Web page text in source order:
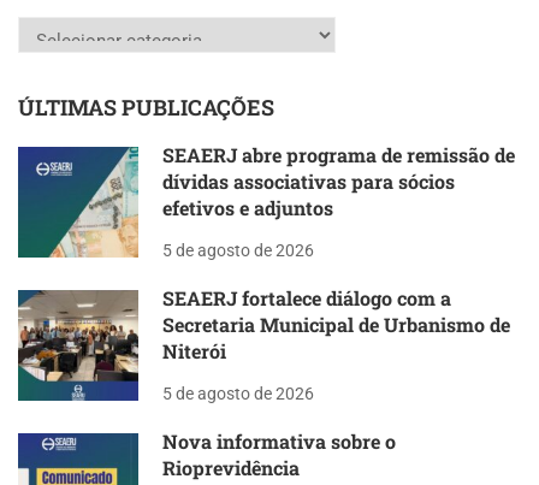
Categorias
ÚLTIMAS PUBLICAÇÕES
SEAERJ abre programa de remissão de
dívidas associativas para sócios
efetivos e adjuntos
5 de agosto de 2026
SEAERJ fortalece diálogo com a
Secretaria Municipal de Urbanismo de
Niterói
5 de agosto de 2026
Nova informativa sobre o
Rioprevidência